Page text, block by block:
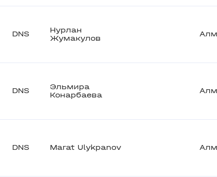
DNS
Нурлан
Жумакулов
DNS
Эльмира
Конарбаева
DNS Marat Ulykpanov